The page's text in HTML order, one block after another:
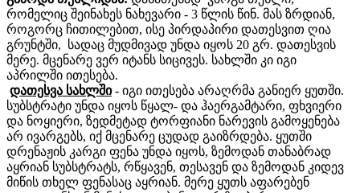
რომელიც შეინახეს ნახევარი - 3 წლის წინ. მას ზრდიან,
როგორც ჩითილებით, ისე პირდაპირი დათესვით ღია
გრუნტში, სადაც მუდმივად უნდა იყოს 20 გრ. დათესვის
მერე. მცენარე ვერ იტანს სიცივეს. სახლში კი იგი
აპრილში ითესება.
დათესვა სახლში- იგი ითესება არაღრმა განიერ ყუთში.
სუბსტრატი უნდა იყოს წყალ- და ჰაერგამტარი, ფხვიერი
და ნოყიერი, ზედმეტად ტორფიანი ნარევის გამოყენება
არ ივარგებს, იქ მცენარე ცუდად გაიზრდება. ყუთში
დრენაჟის კარგი ფენა უნდა იყოს, ზემოდან თანაბრად
აყრიან სუბსტრატს, რწყავენ, თესავენ და ზემოდან კიდევ
მიწის თხელ ფენასაც აყრიან. მერე ყუთს აფარებენ